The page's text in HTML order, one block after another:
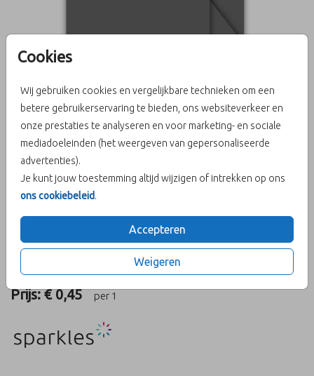
Cookies
Wij gebruiken cookies en vergelijkbare technieken om een
betere gebruikerservaring te bieden, ons websiteverkeer en
onze prestaties te analyseren en voor marketing- en sociale
mediadoeleinden (het weergeven van gepersonaliseerde
advertenties).
Je kunt jouw toestemming altijd wijzigen of intrekken op ons
ons cookiebeleid.
Accepteren
Weigeren
Donkergrijs 14 x 14
Aantal x 1 Prijs:€ 0,45
OMSCHRIJVING
Prijs:€ 0,45 per 1